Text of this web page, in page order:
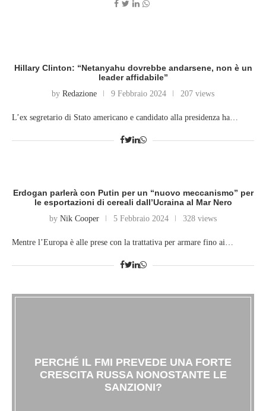
Hillary Clinton: “Netanyahu dovrebbe andarsene, non è un
leader affidabile”
by Redazione 9 Febbraio 2024 207 views
L’ex segretario di Stato americano e candidato alla presidenza ha…
Erdogan parlerà con Putin per un “nuovo meccanismo” per
le esportazioni di cereali dall’Ucraina al Mar Nero
by Nik Cooper 5 Febbraio 2024 328 views
Mentre l’Europa è alle prese con la trattativa per armare fino ai…
PERCHÉ IL FMI PREVEDE UNA FORTE
CRESCITA RUSSA NONOSTANTE LE
SANZIONI?